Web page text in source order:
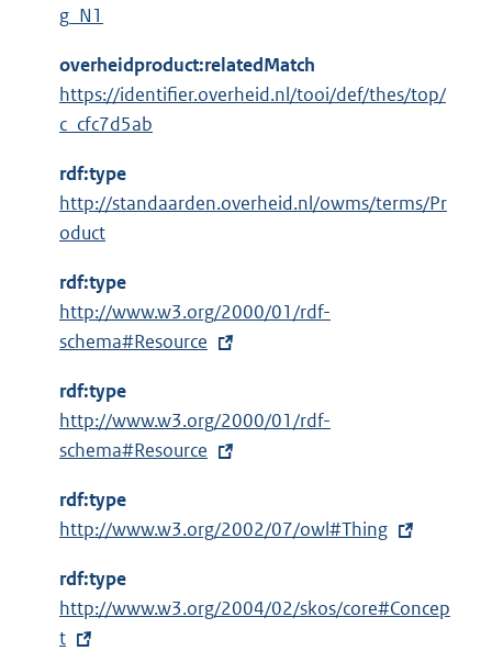
g_N1
overheidproduct:relatedMatch
https://identifier.overheid.nl/tooi/def/thes/top/
c_cfc7d5ab
rdf:type
http://standaarden.overheid.nl/owms/terms/Pr
oduct
rdf:type
E
x
e
r
n
l
n
k
:
http://www.w3.org/2000/01/rdf-
schema#Resource
rdf:type
E
x
e
r
e
l
http://www.w3.org/2000/01/rdf-
schema#Resource
rdf:type
E
t
e
r
http://www.w3.org/2002/07/owl#Thing
rdf:type
E
x
http://www.w3.org/2004/02/skos/core#Concep
t